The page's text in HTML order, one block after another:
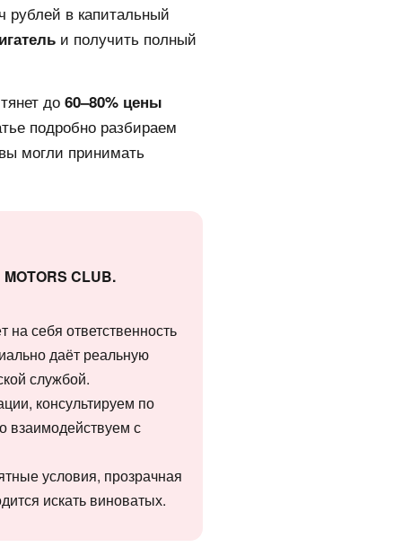
рублей в капитальный
и получить полный
до 60–80% цены
подробно разбираем
могли принимать
CLUB.
на себя ответственность
даёт реальную
службой.
консультируем по
взаимодействуем с
условия, прозрачная
искать виноватых.